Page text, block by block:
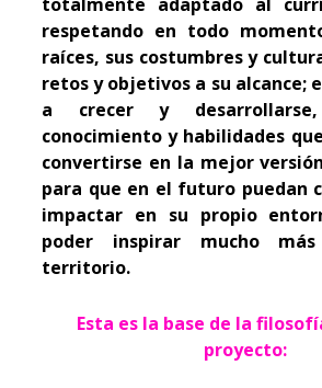
respetando en todo
raíces, sus costumbres y
retos y objetivos a su alcance;
a crecer y desarrollarse,
conocimiento y habilidades
convertirse en la mejor
para que en el futuro puedan
impactar en su propio
poder inspirar mucho
territorio.
Esta es la base de la
proyecto: